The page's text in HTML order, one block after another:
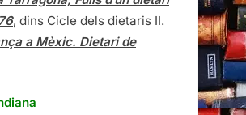
, dins Cicle dels dietaris II.
a Mèxic. Dietari de